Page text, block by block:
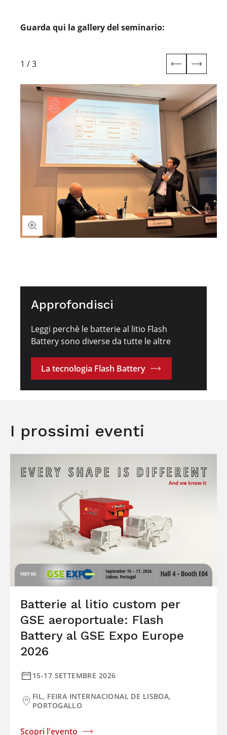
Guarda qui la gallery del seminario:
1 /3
Approfondisci
Leggi perchè le batterie al litio Flash
Battery sono diverse da tutte le altre
La tecnologia Flash Battery
I prossimi eventi
Batterie al litio custom per
GSE aeroportuale: Flash
Battery al GSE Expo Europe
2026
15-17 SETTEMBRE 2026
FIL, FEIRA INTERNACIONAL DE LISBOA,
PORTOGALLO
Scopri l'evento